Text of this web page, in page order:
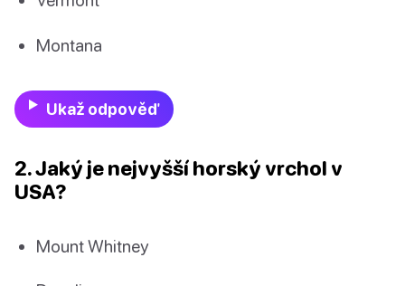
Montana
Ukaž odpověď
2. Jaký je nejvyšší horský vrchol v
USA?
Mount Whitney